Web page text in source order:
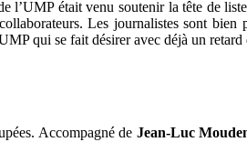
l’UMP était venu soutenir la tête de
Les journalistes sont bien
qui se fait désirer avec déjà un retard
Accompagné de Jean-Luc